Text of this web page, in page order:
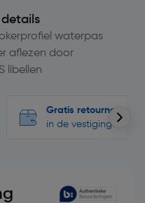
details
waterpas
aflezen door
libellen
Gratis retourneren
in de vestigingen